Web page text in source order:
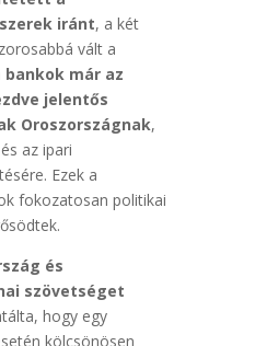
iránt, a két
vált a
már az
jelentős
Oroszországnak,
az ipari
Ezek a
fokozatosan politikai
és
szövetséget
hogy egy
kölcsönösen